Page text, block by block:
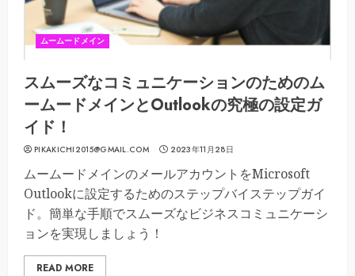
ムームードメイン
スムーズなコミュニケーションのためのム
ームードメインとOutlookの究極の設定ガ
イド！
PIKAKICHI2015@GMAIL.COM 2023年11月28日
ムームードメインのメールアカウントをMicrosoft
Outlookに設定するためのステップバイステップガイ
ド。簡単な手順でスムーズなビジネスコミュニケーシ
ョンを実現しましょう！
READ MORE